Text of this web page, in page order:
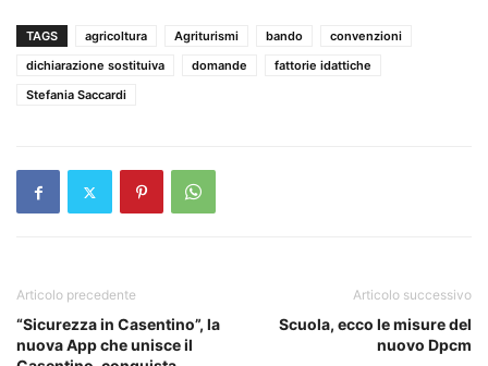
TAGS agricoltura Agriturismi bando
convenzioni
dichiarazione sostituiva
domande
fattorie idattiche
Stefania Saccardi
Articolo precedente
“Sicurezza in Casentino”, la
nuova App che unisce il
Articolo successivo
Scuola, ecco le misure del
nuovo Dpcm